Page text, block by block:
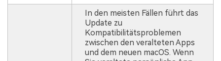
In den meisten Fällen führt das
Update zu
Kompatibilitätsproblemen
zwischen den veralteten Apps
und dem neuen macOS. Wenn